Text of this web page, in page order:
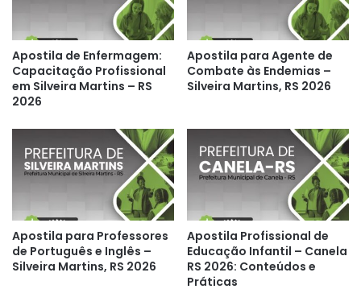
Apostila de Enfermagem:
Capacitação Profissional
em Silveira Martins – RS
2026
Apostila para Agente de
Combate às Endemias –
Silveira Martins, RS 2026
Apostila para Professores
de Português e Inglês –
Silveira Martins, RS 2026
Apostila Profissional de
Educação Infantil – Canela
RS 2026: Conteúdos e
Práticas